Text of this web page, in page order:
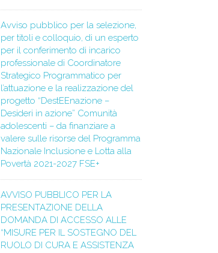
Avviso pubblico per la selezione,
per titoli e colloquio, di un esperto
per il conferimento di incarico
professionale di Coordinatore
Strategico Programmatico per
l’attuazione e la realizzazione del
progetto “DestEEnazione –
Desideri in azione” Comunità
adolescenti – da finanziare a
valere sulle risorse del Programma
Nazionale Inclusione e Lotta alla
Povertà 2021-2027 FSE+
AVVISO PUBBLICO PER LA
PRESENTAZIONE DELLA
DOMANDA DI ACCESSO ALLE
“MISURE PER IL SOSTEGNO DEL
RUOLO DI CURA E ASSISTENZA